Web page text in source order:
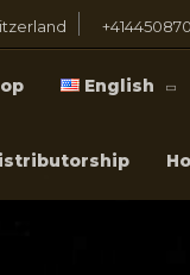
English